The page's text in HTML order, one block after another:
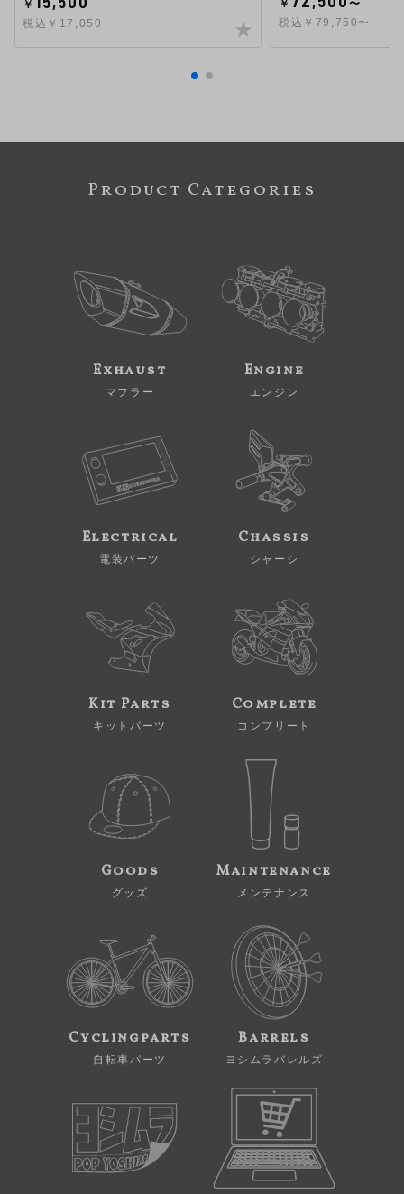
￥
税込￥17,050
￥
〜
税込￥79,750〜
Product Categories
Exhaust
マフラー
Engine
エンジン
Electrical
電装パーツ
Chassis
シャーシ
Kit Parts
キットパーツ
Complete
コンプリート
Goods
グッズ
Maintenance
メンテナンス
Cyclingparts
自転車パーツ
Barrels
ヨシムラバレルズ